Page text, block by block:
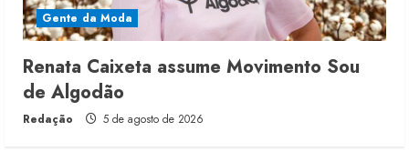
Gente da Moda
Renata Caixeta assume Movimento Sou
de Algodão
Redação 5 de agosto de 2026